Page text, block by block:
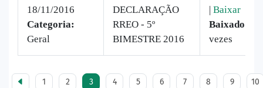
18/11/2016
Categoria:
Geral
DECLARAÇÃO
RREO - 5º
BIMESTRE 2016
| Baixar
Baixado:
vezes
1 2 3 4 5 6 7 8 9 10